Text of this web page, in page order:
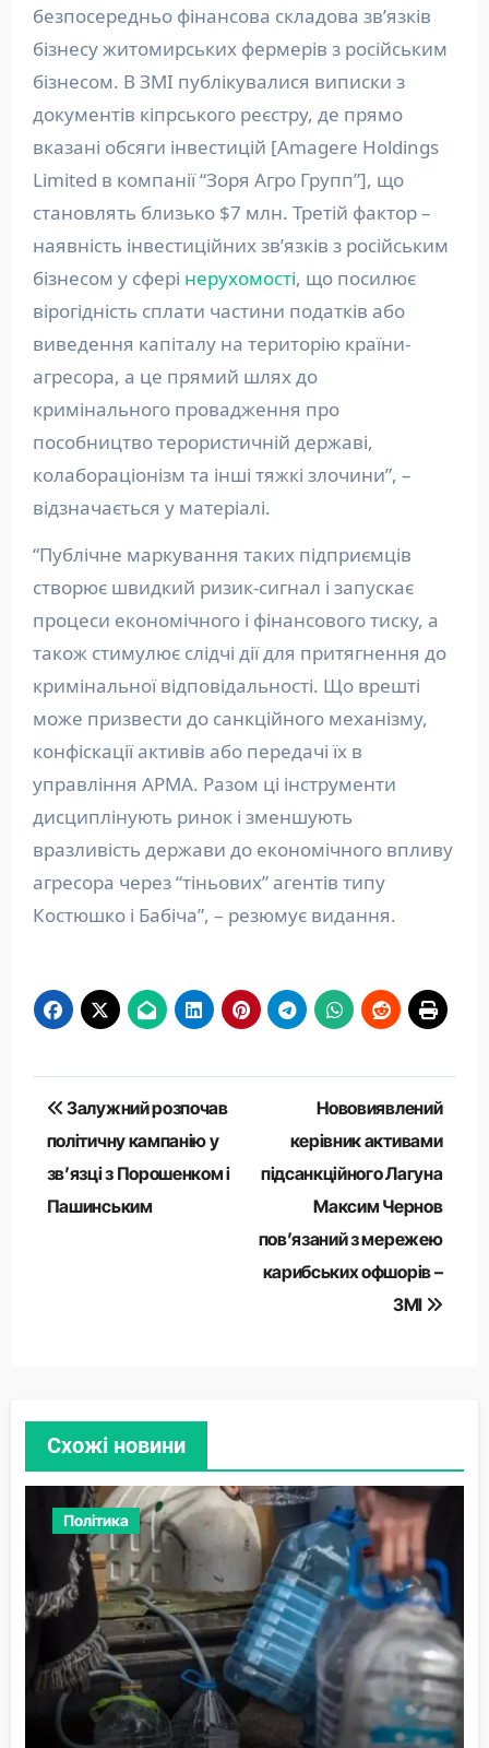
безпосередньо фінансова складова звʼязків
бізнесу житомирських фермерів з російським
бізнесом. В ЗМІ публікувалися виписки з
документів кіпрського реєстру, де прямо
вказані обсяги інвестицій [Amagere Holdings
Limited в компанії “Зоря Агро Групп”], що
становлять близько $7 млн. Третій фактор –
наявність інвестиційних звʼязків з російським
бізнесом у сфері нерухомості, що посилює
вірогідність сплати частини податків або
виведення капіталу на територію країни-
агресора, а це прямий шлях до
кримінального провадження про
пособництво терористичній державі,
колабораціонізм та інші тяжкі злочини”, –
відзначається у матеріалі.
“Публічне маркування таких підприємців
створює швидкий ризик-сигнал і запускає
процеси економічного і фінансового тиску, а
також стимулює слідчі дії для притягнення до
кримінальної відповідальності. Що врешті
може призвести до санкційного механізму,
конфіскації активів або передачі їх в
управління АРМА. Разом ці інструменти
дисциплінують ринок і зменшують
вразливість держави до економічного впливу
агресора через “тіньових” агентів типу
Костюшко і Бабіча”, – резюмує видання.
Навігація
записів
Залужний розпочав
політичну кампанію у
зв’язці з Порошенком і
Пашинським
Нововиявлений
керівник активами
підсанкційного Лагуна
Максим Чернов
повʼязаний з мережею
карибських офшорів –
ЗМІ
Схожі новини
Політика